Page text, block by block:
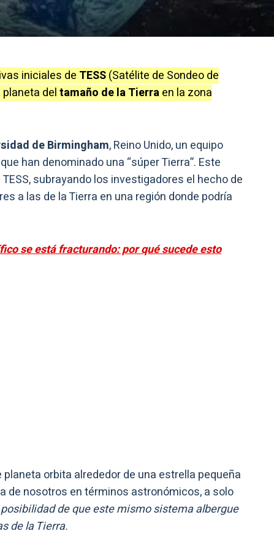
iniciales de TESS(Satélite de Sondeo de
deltamaño de la Tierraen la zona
de Birmingham, Reino Unido, un equipo
han denominado una “súper Tierra”. Este
subrayando los investigadores el hecho de
a las de la Tierra en una región donde podría
se está fracturando: por qué sucede esto
orbita alrededor de una estrella pequeña
de nosotros en términos astronómicos, a solo
de que este mismo sistema albergue
de la Tierra.